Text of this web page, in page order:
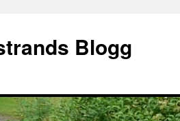
Blogg